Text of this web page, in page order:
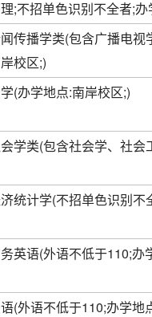
;不招单色识别不全者;
传播学类(包含广播电视
校区;)
(办学地点:南岸校区;)
学类(包含社会学、社会
统计学(不招单色识别不
英语(外语不低于110;办
(外语不低于110;办学地